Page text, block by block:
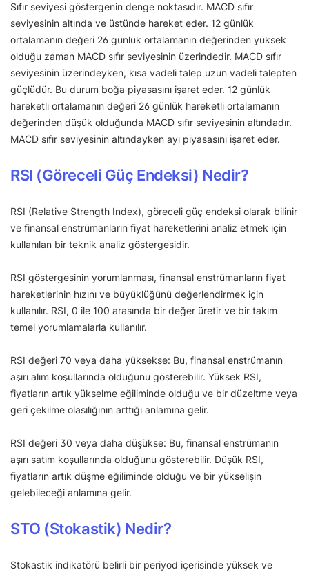
Sıfır seviyesi göstergenin denge noktasıdır. MACD sıfır
seviyesinin altında ve üstünde hareket eder. 12 günlük
ortalamanın değeri 26 günlük ortalamanın değerinden yüksek
olduğu zaman MACD sıfır seviyesinin üzerindedir. MACD sıfır
seviyesinin üzerindeyken, kısa vadeli talep uzun vadeli talepten
güçlüdür. Bu durum boğa piyasasını işaret eder. 12 günlük
hareketli ortalamanın değeri 26 günlük hareketli ortalamanın
değerinden düşük olduğunda MACD sıfır seviyesinin altındadır.
MACD sıfır seviyesinin altındayken ayı piyasasını işaret eder.
RSI (Göreceli Güç Endeksi) Nedir?
RSI (Relative Strength Index), göreceli güç endeksi olarak bilinir
ve finansal enstrümanların fiyat hareketlerini analiz etmek için
kullanılan bir teknik analiz göstergesidir.
RSI göstergesinin yorumlanması, finansal enstrümanların fiyat
hareketlerinin hızını ve büyüklüğünü değerlendirmek için
kullanılır. RSI, 0 ile 100 arasında bir değer üretir ve bir takım
temel yorumlamalarla kullanılır.
RSI değeri 70 veya daha yüksekse: Bu, finansal enstrümanın
aşırı alım koşullarında olduğunu gösterebilir. Yüksek RSI,
fiyatların artık yükselme eğiliminde olduğu ve bir düzeltme veya
geri çekilme olasılığının arttığı anlamına gelir.
RSI değeri 30 veya daha düşükse: Bu, finansal enstrümanın
aşırı satım koşullarında olduğunu gösterebilir. Düşük RSI,
fiyatların artık düşme eğiliminde olduğu ve bir yükselişin
gelebileceği anlamına gelir.
STO (Stokastik) Nedir?
Stokastik indikatörü belirli bir periyod içerisinde yüksek ve